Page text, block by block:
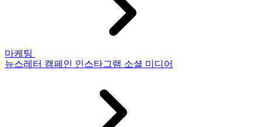
마케팅
뉴스레터 캠페인 인스타그램 소셜 미디어